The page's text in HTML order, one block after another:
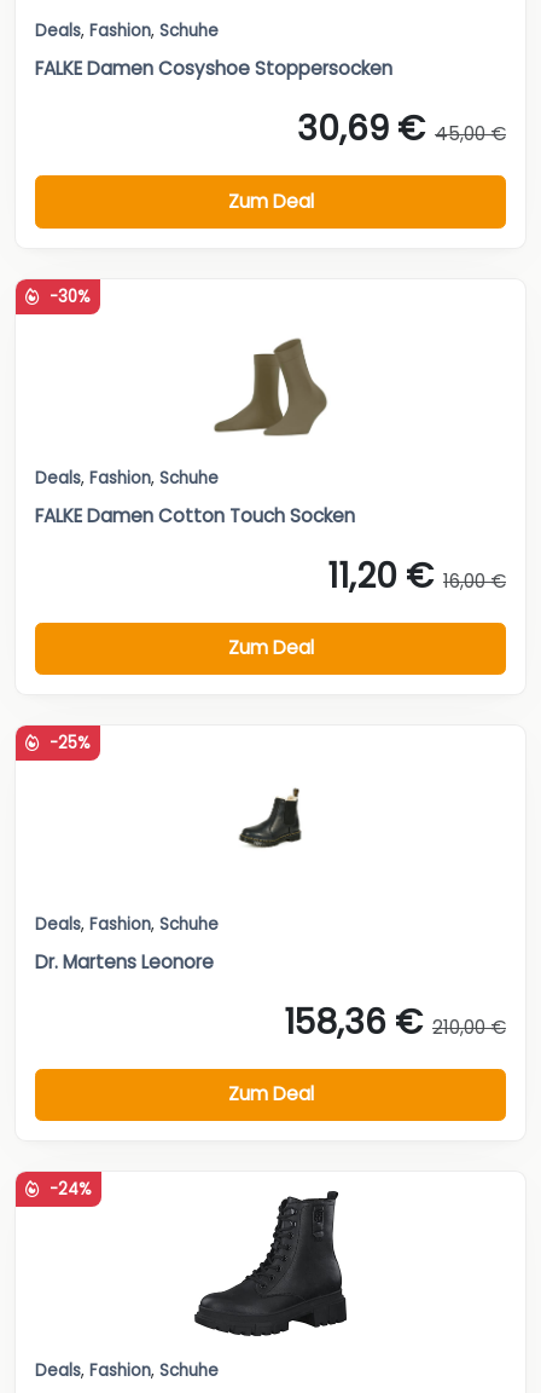
Deals, Fashion, Schuhe
FALKE Damen Cosyshoe Stoppersocken
30,69 € 45,00 €
Zum Deal
-30%
Deals, Fashion, Schuhe
FALKE Damen Cotton Touch Socken
11,20 € 16,00 €
Zum Deal
-25%
Deals, Fashion, Schuhe
Dr. Martens Leonore
158,36 € 210,00 €
Zum Deal
-24%
Deals, Fashion, Schuhe